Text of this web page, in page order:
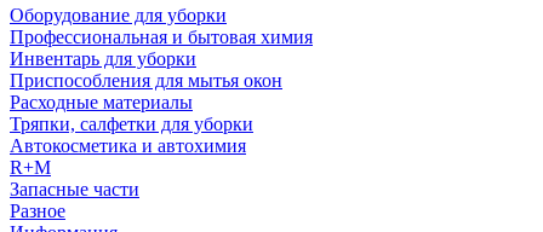
Оборудование для уборки
Профессиональная и бытовая химия
Инвентарь для уборки
Приспособления для мытья окон
Расходные материалы
Тряпки, салфетки для уборки
Автокосметика и автохимия
R+M
Запасные части
Разное